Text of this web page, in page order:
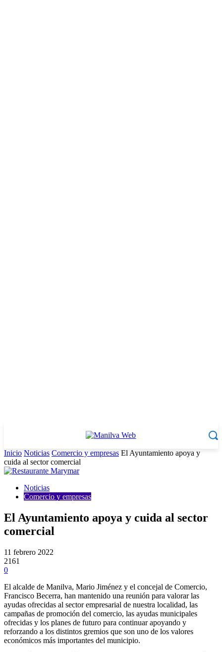
Inicio Noticias Comercio y empresas El Ayuntamiento apoya y
cuida al sector comercial
Noticias
Comercio y empresas
El Ayuntamiento apoya y cuida al sector
comercial
11 febrero 2022
2161
0
El alcalde de Manilva, Mario Jiménez y el concejal de Comercio,
Francisco Becerra, han mantenido una reunión para valorar las
ayudas ofrecidas al sector empresarial de nuestra localidad, las
campañas de promoción del comercio, las ayudas municipales
ofrecidas y los planes de futuro para continuar apoyando y
reforzando a los distintos gremios que son uno de los valores
económicos más importantes del municipio.